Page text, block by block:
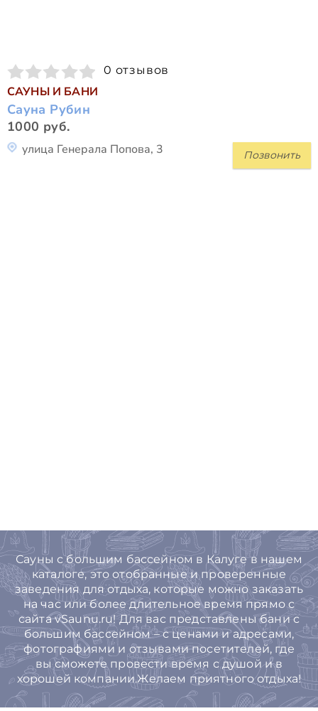
0 отзывов
САУНЫ И БАНИ
Сауна Рубин
1000 руб.
Позвонить
улица Генерала Попова, 3
Сауны с большим бассейном в Калуге в нашем
каталоге, это отобранные и проверенные
заведения для отдыха, которые можно заказать
на час или более длительное время прямо с
сайта vSaunu.ru! Для вас представлены бани с
большим бассейном – с ценами и адресами,
фотографиями и отзывами посетителей, где
вы сможете провести время с душой и в
хорошей компании.Желаем приятного отдыха!